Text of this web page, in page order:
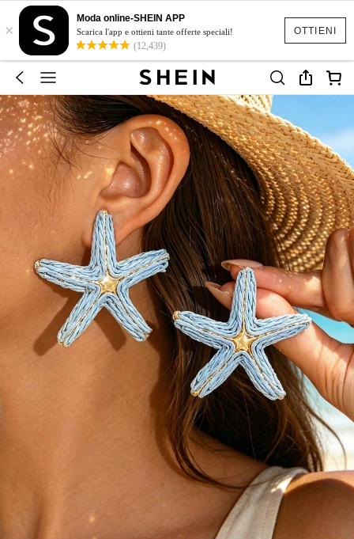
OTTIENI
×
Moda online-SHEIN APP
Scarica l'app e ottieni tante offerte speciali!
(12,439)